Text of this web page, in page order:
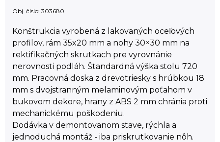
Obj. čislo: 303680
Konštrukcia vyrobená z lakovaných oceľových
profilov, rám 35x20 mm a nohy 30×30 mm na
rektifikačných skrutkach pre vyrovnánie
nerovnosti podláh. Štandardná výška stolu 720
mm. Pracovná doska z drevotriesky s hrúbkou 18
mm s dvojstranným melaminovým poťahom v
bukovom dekore, hrany z ABS 2 mm chránia proti
mechanickému poškodeniu.
Dodávka v demontovanom stave, rýchla a
jednoduchá montáž - iba priskrutkovanie nôh.